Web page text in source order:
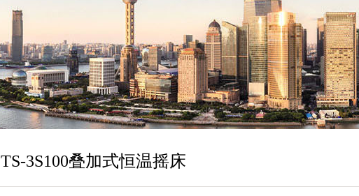
TS-3S100叠加式恒温摇床